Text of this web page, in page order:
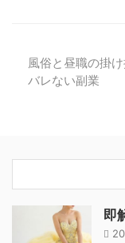
性を呼ぶ、詐欺まがい
風俗と昼職の掛
バレない副業
即